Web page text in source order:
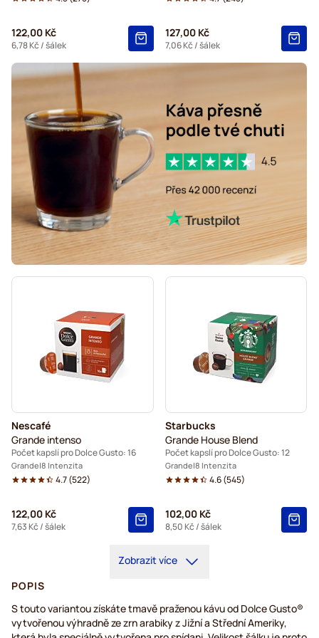
Starbucks® Grande kávové kapsle pro Dolce Gusto
122,00 Kč
6,78 Kč / šálek
127,00 Kč
7,06 Kč / šálek
Nescafé
Grande intenso
Počet kapslí pro Dolce Gusto: 16
Grande 8 Intenzita
4.7(522)
122,00 Kč
7,63 Kč / šálek
Starbucks
Grande House Blend
Počet kapslí pro Dolce Gusto: 12
Grande 8 Intenzita
4.6(545)
102,00 Kč
8,50 Kč / šálek
Zobrazit více
POPIS
S touto variantou získáte tmavě praženou kávu od Dolce Gusto®
vytvořenou výhradně ze zrn arabiky z Jižní a Střední Ameriky,